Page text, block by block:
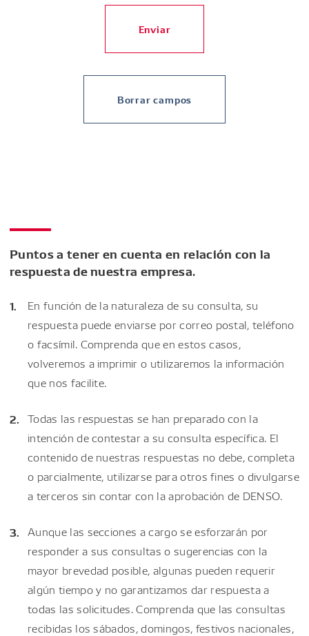
Enviar
Borrar campos
Puntos a tener en cuenta en relación con la
respuesta de nuestra empresa.
En función de la naturaleza de su consulta, su
respuesta puede enviarse por correo postal, teléfono
o facsímil. Comprenda que en estos casos,
volveremos a imprimir o utilizaremos la información
que nos facilite.
Todas las respuestas se han preparado con la
intención de contestar a su consulta específica. El
contenido de nuestras respuestas no debe, completa
o parcialmente, utilizarse para otros fines o divulgarse
a terceros sin contar con la aprobación de DENSO.
Aunque las secciones a cargo se esforzarán por
responder a sus consultas o sugerencias con la
mayor brevedad posible, algunas pueden requerir
algún tiempo y no garantizamos dar respuesta a
todas las solicitudes. Comprenda que las consultas
recibidas los sábados, domingos, festivos nacionales,